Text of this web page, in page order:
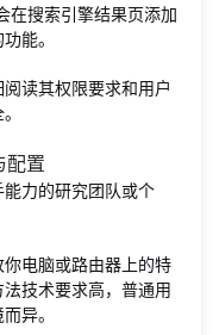
在搜索引擎结果页添加
能。
读其权限要求和用户
配置
力的研究团队或个
电脑或路由器上的特
技术要求高，普通用
异。